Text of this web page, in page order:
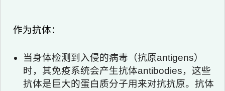
作为抗体：
当身体检测到入侵的病毒（抗原antigens）
时，其免疫系统会产生抗体antibodies，这些
抗体是巨大的蛋白质分子用来对抗抗原。抗体